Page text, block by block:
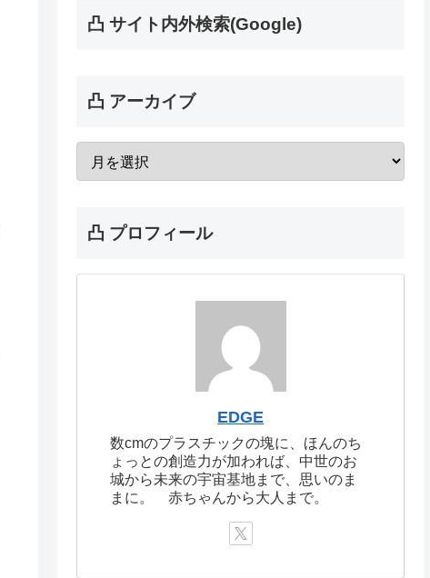
凸 サイト内外検索(Google)
凸 アーカイブ
凸 プロフィール
EDGE
数cmのプラスチックの塊に、ほんのち
ょっとの創造力が加われば、中世のお
城から未来の宇宙基地まで、思いのま
まに。 赤ちゃんから大人まで。